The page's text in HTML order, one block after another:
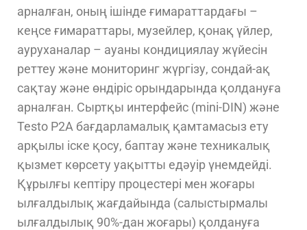
арналған, оның ішінде ғимараттардағы –
кеңсе ғимараттары, музейлер, қонақ үйлер,
ауруханалар – ауаны кондициялау жүйесін
реттеу және мониторинг жүргізу, сондай-ақ
сақтау және өндіріс орындарында қолдануға
арналған. Сыртқы интерфейс (mini-DIN) және
Testo P2A бағдарламалық қамтамасыз ету
арқылы іске қосу, баптау және техникалық
қызмет көрсету уақытты едәуір үнемдейді.
Құрылғы кептіру процестері мен жоғары
ылғалдылық жағдайында (салыстырмалы
ылғалдылық 90%-дан жоғары) қолдануға